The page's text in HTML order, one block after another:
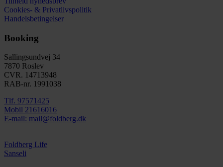
Cookies- & Privatlivspolitik
Handelsbetingelser
Booking
Sallingsundvej 34
7870 Roslev
CVR. 14713948
RAB-nr. 1991038​
Tlf. 97571425
Mobil 21616016
E-mail: mail@foldberg.dk
Foldberg Life
Sanseli